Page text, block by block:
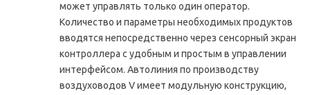
может управлять только один оператор.
Количество и параметры необходимых продуктов
вводятся непосредственно через сенсорный экран
контроллера с удобным и простым в управлении
интерфейсом. Автолиния по производству
воздуховодов V имеет модульную конструкцию,